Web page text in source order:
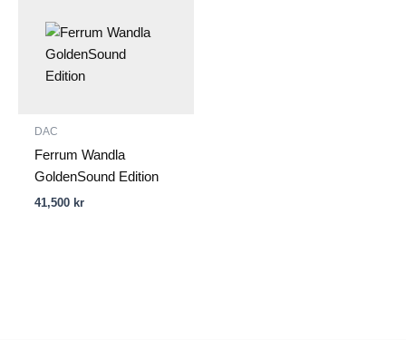
DAC
Ferrum Wandla
GoldenSound Edition
41,500 kr